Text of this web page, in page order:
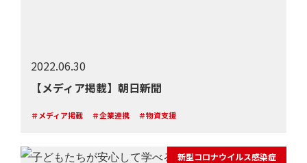
2022.06.30
【メディア掲載】朝日新聞
＃メディア掲載 ＃企業連携 ＃物資支援
新型コロナウイルス感染症